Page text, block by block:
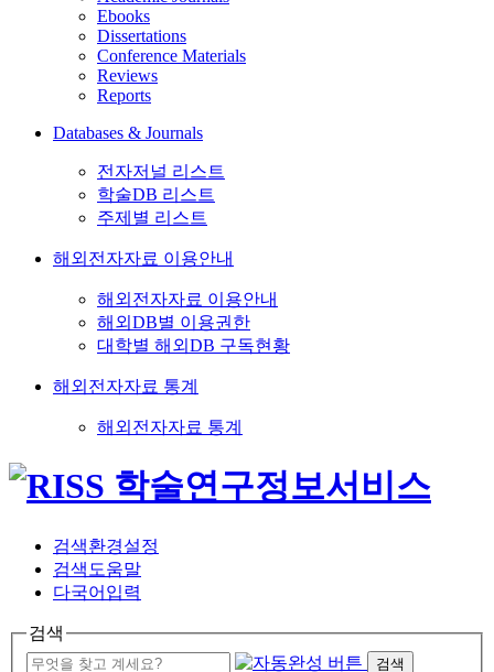
Ebooks
Dissertations
Conference Materials
Reviews
Reports
Databases & Journals
전자저널 리스트
학술DB 리스트
주제별 리스트
해외전자자료 이용안내
해외전자자료 이용안내
해외DB별 이용권한
대학별 해외DB 구독현황
해외전자자료 통계
해외전자자료 통계
검색환경설정
검색도움말
다국어입력
검색
검색